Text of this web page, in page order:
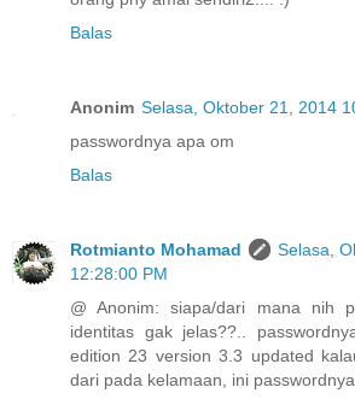
Balas
Anonim Selasa, Oktober 21, 2014
passwordnya apa om
Balas
Rotmianto Mohamad
Selasa,
12:28:00 PM
@ Anonim: siapa/dari mana nih
identitas gak jelas??..
edition 23 version 3.3 updated
dari pada kelamaan, ini